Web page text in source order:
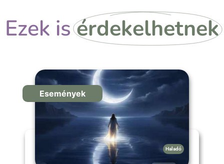
Ezek is érdekelhetnek
Események
Haladó